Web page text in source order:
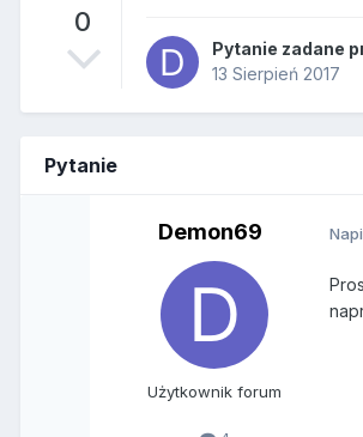
0
Pytanie zadane
13 Sierpień 2017
Pytanie
Demon69
Użytkownik forum